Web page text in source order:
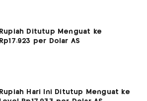
Rupiah Ditutup Menguat ke
Rp17.923 per Dolar AS
Rupiah Hari Ini Ditutup Menguat ke